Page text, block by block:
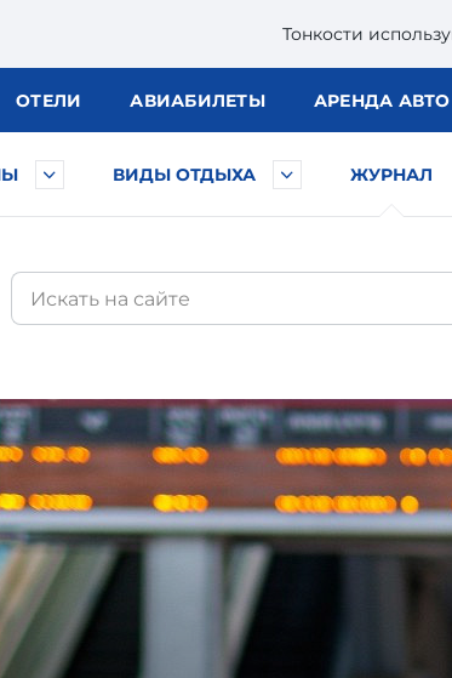
Тонкости
ОТЕЛИ АВИАБИЛЕТЫ АРЕНДА АВТО
ВИДЫ ОТДЫХА ЖУРНАЛ